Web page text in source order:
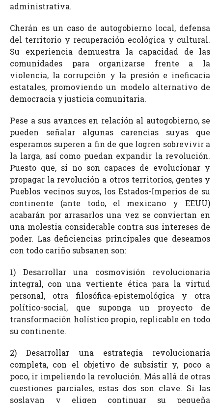
administrativa.
Cherán es un caso de autogobierno local, defensa
del territorio y recuperación ecológica y cultural.
Su experiencia demuestra la capacidad de las
comunidades para organizarse frente a la
violencia, la corrupción y la presión e ineficacia
estatales, promoviendo un modelo alternativo de
democracia y justicia comunitaria.
Pese a sus avances en relación al autogobierno, se
pueden señalar algunas carencias suyas que
esperamos superen a fin de que logren sobrevivir a
la larga, así como puedan expandir la revolución.
Puesto que, si no son capaces de evolucionar y
propagar la revolución a otros territorios, gentes y
Pueblos vecinos suyos, los Estados-Imperios de su
continente (ante todo, el mexicano y EEUU)
acabarán por arrasarlos una vez se conviertan en
una molestia considerable contra sus intereses de
poder. Las deficiencias principales que deseamos
con todo cariño subsanen son:
1) Desarrollar una cosmovisión revolucionaria
integral, con una vertiente ética para la virtud
personal, otra filosófica-epistemológica y otra
político-social, que suponga un proyecto de
transformación holístico propio, replicable en todo
su continente.
2) Desarrollar una estrategia revolucionaria
completa, con el objetivo de subsistir y, poco a
poco, ir impeliendo la revolución. Más allá de otras
cuestiones parciales, estas dos son clave. Si las
soslayan y eligen continuar su pequeña